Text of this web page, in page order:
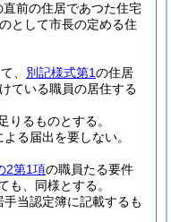
直前の住居であつた住宅
として市長の定める住
、 別記様式第1の住居
ている職員の居住する
るものとする。
る届出を要しない。
2第1項の職員たる要件
も、同様とする。
手当認定簿に記載するも